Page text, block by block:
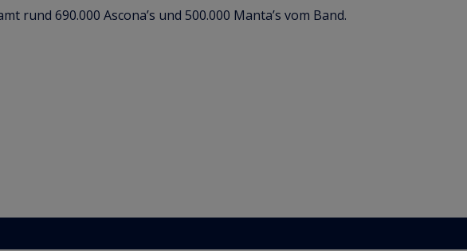
rund 690.000 Ascona’s und 500.000 Manta’s vom Band.